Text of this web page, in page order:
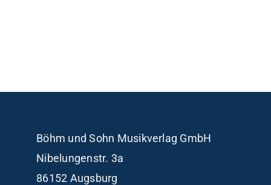
Böhm und Sohn Musikverlag GmbH
Nibelungenstr. 3a
86152 Augsburg